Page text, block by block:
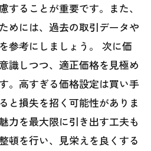
することが重要です。また、
めには、過去の取引データや
参考にしましょう。 次に価
識しつつ、適正価格を見極め
。高すぎる価格設定は買い手
と損失を招く可能性がありま
力を最大限に引き出す工夫も
頓を行い、見栄えを良くする